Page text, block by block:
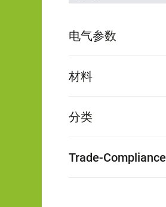
电气参数
材料
分类
Trade-Compliance